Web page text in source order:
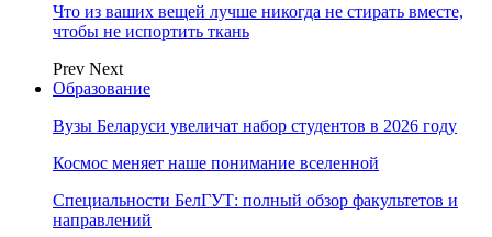
Что из ваших вещей лучше никогда не стирать вместе,
чтобы не испортить ткань
Prev Next
Образование
Вузы Беларуси увеличат набор студентов в 2026 году
Космос меняет наше понимание вселенной
Специальности БелГУТ: полный обзор факультетов и
направлений